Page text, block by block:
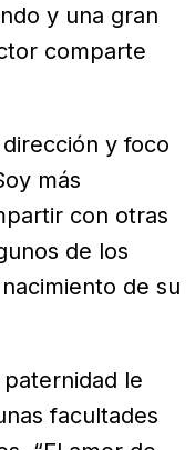
y una gran
comparte
y foco
más
con otras
de los
de su
le
facultades